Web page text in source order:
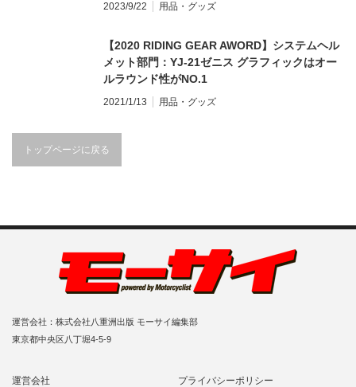
2023/9/22 用品・グッズ
【2020 RIDING GEAR AWORD】システムヘル
メット部門：YJ-21ゼニス グラフィックはオー
ルラウンド性がNO.1
2021/1/13 用品・グッズ
トップページに戻る
運営会社：株式会社八重洲出版 モーサイ編集部
東京都中央区八丁堀4-5-9
運営会社 プライバシーポリシー